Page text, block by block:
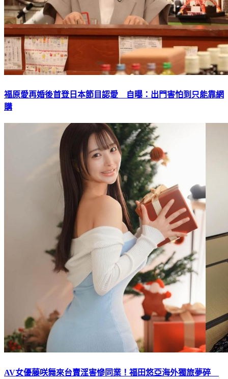
福原愛再婚後首登日本節目認愛 自曝：出門害怕到只能靠網
購
AV女優藤咲舞來台賣淫害慘同業！福田悠亞海外獨旅夢碎